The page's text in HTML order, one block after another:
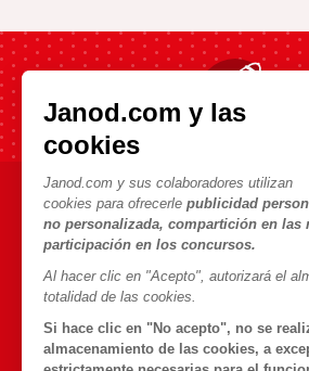
Janod.com y las
cookies
Janod.com y sus colaboradores utilizan
cookies para ofrecerle publicidad
no personalizada, compartición en las
participación en los concursos.
Al hacer clic en "Acepto", autorizará el
totalidad de las cookies.
Si hace clic en "No acepto", no se
almacenamiento de las cookies, a
AYUDA E INFORMACIÓN
Condiciones Generales
Preguntas más frecuentes
Tiendas